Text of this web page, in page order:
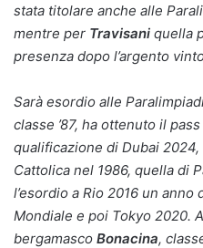
stata titolare anche alle
mentre per Travisani quella
presenza dopo l’argento
Sarà esordio alle
classe ’87, ha ottenuto il
qualificazione di Dubai
Cattolica nel 1986, quella di
l’esordio a Rio 2016 un
Mondiale e poi Tokyo 2020.
bergamasco Bonacina,